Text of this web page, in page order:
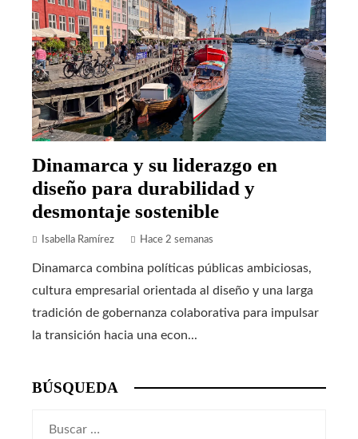
Dinamarca y su liderazgo en
diseño para durabilidad y
desmontaje sostenible
Isabella Ramírez Hace 2 semanas
Dinamarca combina políticas públicas ambiciosas,
cultura empresarial orientada al diseño y una larga
tradición de gobernanza colaborativa para impulsar
la transición hacia una econ...
BÚSQUEDA